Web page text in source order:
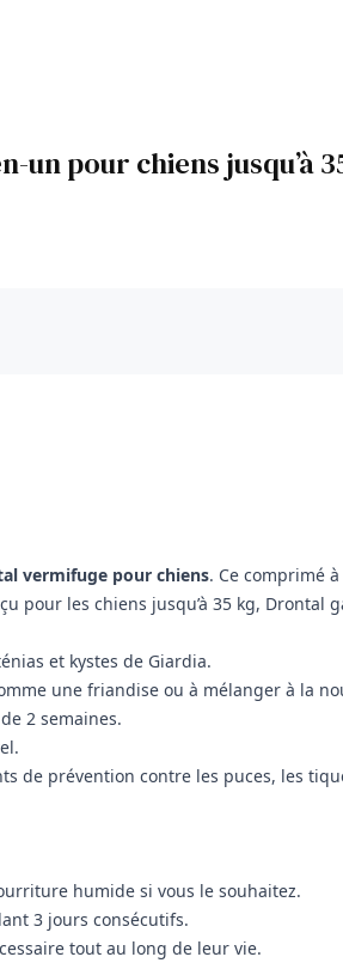
pour chiens jusqu’à
vermifuge pour chiens. Ce comprimé
pour les chiens jusqu’à 35 kg,
et kystes de Giardia.
une friandise ou à mélanger à la
2 semaines.
de prévention contre les puces, les
humide si vous le souhaitez.
3 jours consécutifs.
tout au long de leur vie.